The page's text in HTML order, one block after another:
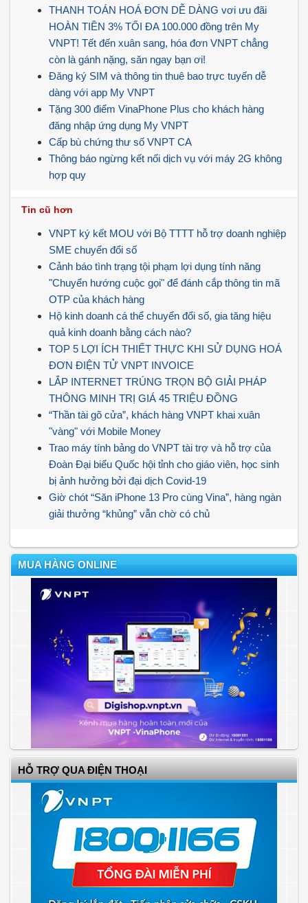
THANH TOÁN HOÁ ĐƠN DỄ DÀNG vơi ưu đãi
HOÀN TIỀN 3% TỐI ĐA 100.000 đồng trên My
VNPT! Tết đến xuân sang, hóa đơn VNPT chẳng
còn là gánh nặng, săn ngay bạn ơi!
Đăng ký SIM và thông tin thuê bao trực tuyến dễ
dàng với app My VNPT
Tặng 300 điểm VinaPhone Plus cho khách hàng
đăng nhập ứng dụng My VNPT
Cấp bù chứng thư số VNPT CA
Thông báo ngừng kết nối dịch vụ với máy 2G không
hợp quy
Tin cũ hơn
VNPT ký kết MOU với Bộ TTTT hỗ trợ doanh nghiệp
SME chuyển đổi số
Cảnh báo tình trạng tội phạm lợi dụng tính năng
"Chuyển hướng cuộc gọi" để đánh cắp thông tin mã
OTP của khách hàng
Hộ kinh doanh cá thể chuyển đổi số, gia tăng hiệu
quả kinh doanh bằng cách nào?
TOP 5 LỢI ÍCH THIẾT THỰC KHI SỬ DỤNG HOÁ
ĐƠN ĐIỆN TỬ VNPT INVOICE
LẮP INTERNET TRÚNG TRỌN BỘ GIẢI PHÁP
THÔNG MINH TRỊ GIÁ 45 TRIỆU ĐỒNG
“Thần tài gõ cửa”, khách hàng VNPT khai xuân
"vàng" với Mobile Money
Trao máy tính bảng do VNPT tài trợ và hỗ trợ của
Đoàn Đại biểu Quốc hội tỉnh cho giáo viên, học sinh
bị ảnh hưởng bởi đại dịch Covid-19
Giờ chót “Săn iPhone 13 Pro cùng Vina”, hàng ngàn
giải thưởng “khủng” vẫn chờ có chủ
MUA HÀNG ONLINE
HỖ TRỢ QUA ĐIỆN THOẠI